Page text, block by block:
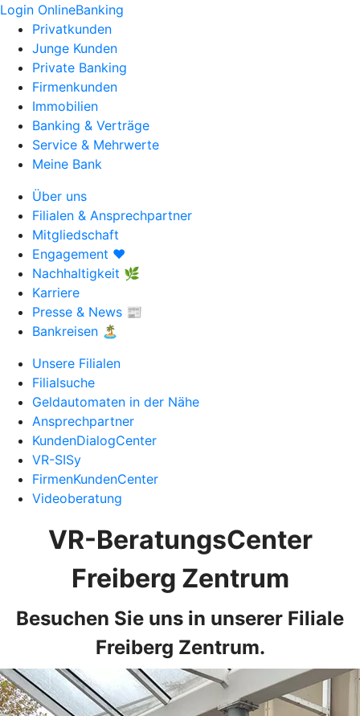
Login OnlineBanking
Privatkunden
Junge Kunden
Private Banking
Firmenkunden
Immobilien
Banking & Verträge
Service & Mehrwerte
Meine Bank
Über uns
Filialen & Ansprechpartner
Mitgliedschaft
Engagement ❤️
Nachhaltigkeit 🌿
Karriere
Presse & News 📰
Bankreisen 🏝️
Unsere Filialen
Filialsuche
Geldautomaten in der Nähe
Ansprechpartner
KundenDialogCenter
VR-SISy
FirmenKundenCenter
Videoberatung
VR-BeratungsCenter
Freiberg Zentrum
Besuchen Sie uns in unserer Filiale
Freiberg Zentrum.